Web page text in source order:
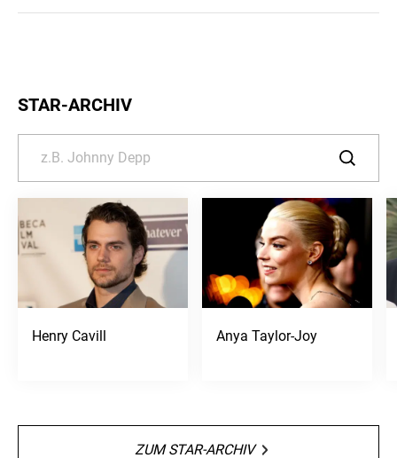
STAR-ARCHIV
Henry Cavill Anya Taylor-Joy
ZUM STAR-ARCHIV